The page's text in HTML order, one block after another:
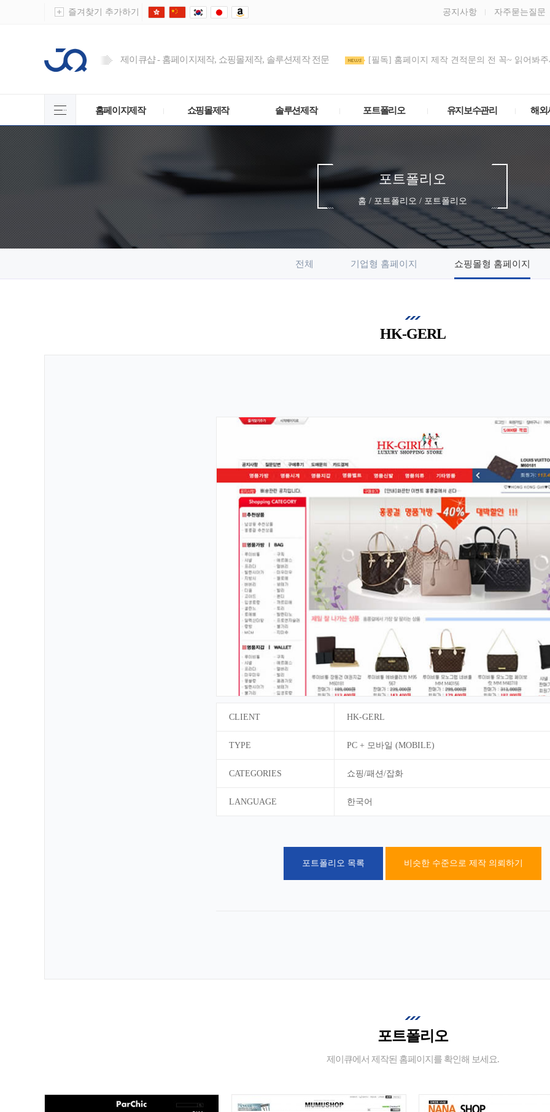
즐겨찾기 추가하기 공지사항 자주묻는질문
제이큐샵 - 홈페이지제작, 쇼핑몰제작, 솔루션제작 전문
[필독] 홈페이지 제작 견적문의 전 꼭~ 읽어봐
홈페이지제작 쇼핑몰제작 솔루션제작 포트폴리오 유지보수관리 해외
포트폴리오
홈 / 포트폴리오 / 포트폴리오
전체 기업형 홈페이지 쇼핑몰형 홈페이지
HK-GERL
CLIENT HK-GERL
TYPE PC + 모바일 (MOBILE)
CATEGORIES 쇼핑/패션/잡화
LANGUAGE 한국어
포트폴리오 목록 비슷한 수준으로 제작 의뢰하기
포트폴리오
제이큐에서 제작된 홈페이지를 확인해 보세요.